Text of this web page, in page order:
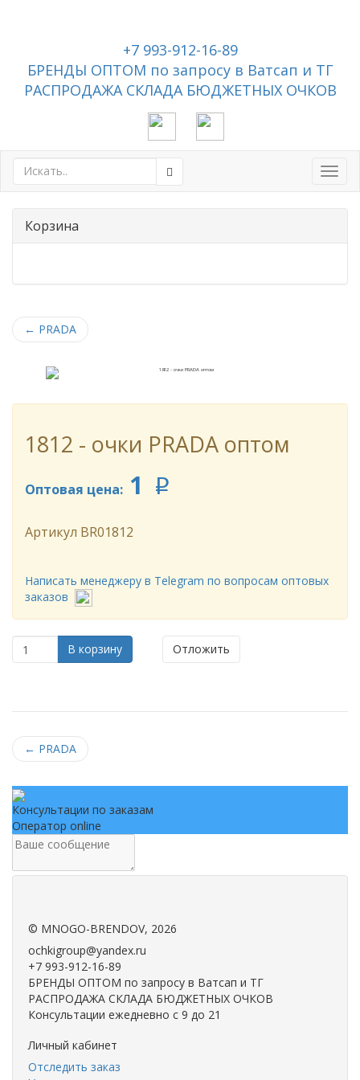
+7 993-912-16-89
БРЕНДЫ ОПТОМ по запросу в Ватсап и ТГ
РАСПРОДАЖА СКЛАДА БЮДЖЕТНЫХ ОЧКОВ
Корзина
← PRADA
1812 - очки PRADA оптом
Оптовая цена: 1 p
Артикул BR01812
Написать менеджеру в Telegram по вопросам оптовых
заказов
В корзину Отложить
← PRADA
Консультации по заказам
Оператор online
© MNOGO-BRENDOV, 2026
ochkigroup@yandex.ru
+7 993-912-16-89
БРЕНДЫ ОПТОМ по запросу в Ватсап и ТГ
РАСПРОДАЖА СКЛАДА БЮДЖЕТНЫХ ОЧКОВ
Консультации ежедневно с 9 до 21
Личный кабинет
Отследить заказ